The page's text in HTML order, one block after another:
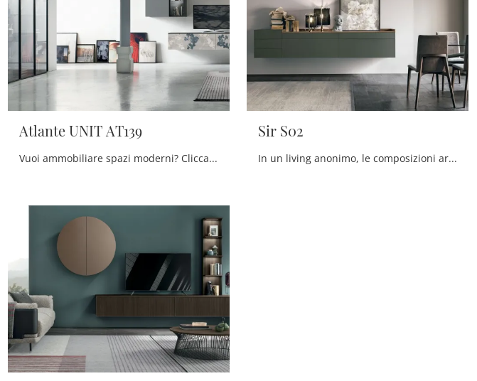
Atlante UNIT AT139
Vuoi ammobiliare spazi moderni? Clicca per scoprire il mobile soggiorno Atlante UNIT AT139 in melaminico del marchio Tomasella!
Sir S02
In un living anonimo, le composizioni arredative con arredi sospesi sottolineano lo stile dell'ambiente, seguendo il tuo gusto e le tue esigenze ...